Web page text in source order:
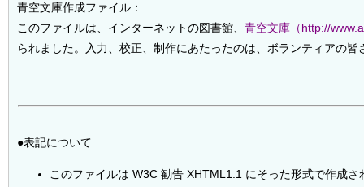
青空文庫作成ファイル：
このファイルは、インターネットの図書館、青空文庫（http://
られました。入力、校正、制作にあたったのは、ボランティアの皆
●表記について
このファイルは W3C 勧告 XHTML1.1 にそった形式で作成さ